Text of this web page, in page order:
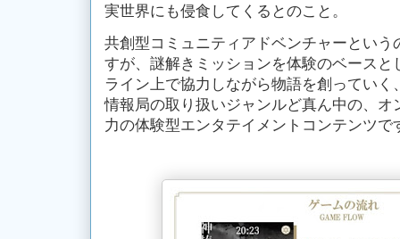
実世界にも侵食してくるとのこと。
共創型コミュニティアドベンチャーとい
すが、謎解きミッションを体験のベース
ライン上で協力しながら物語を創ってい
情報局の取り扱いジャンルど真ん中の、
力の体験型エンタテイメントコンテンツで